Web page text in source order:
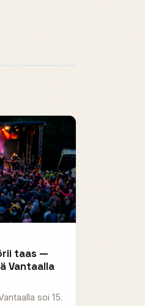
taas —
Vantaalla
soi 15.